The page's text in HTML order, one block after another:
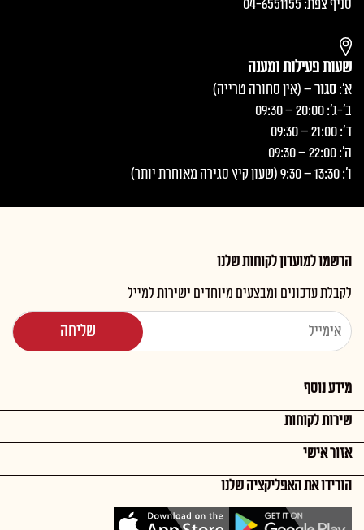
סניף צפת: 04-6551155
שעות פעילות ומענה
א':סגור– (אין סחורה טרייה)
ב'-ג': 20:00 – 09:30
ד': 21:00 – 09:30
ה': 22:00 – 09:30
ו': 13:30 – 9:30 (שעון קיץ סגירה מאוחרת יותר)
הרשמו למועדון לקוחות שלנו
לקבלת עדכונים ומבצעים מיוחדים ישירות למייל
מידע נוסף
שירות לקוחות
אזור אישי
הורידו את האפליקציה שלנו